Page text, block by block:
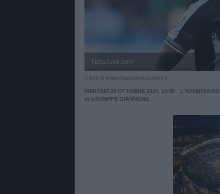
TuttoJuve.com
© foto di www.imagephotoagency.it
MARTEDÌ 28 OTTOBRE 2025, 10:00
L'AVVERSARIO
di GIUSEPPE GIANNONE